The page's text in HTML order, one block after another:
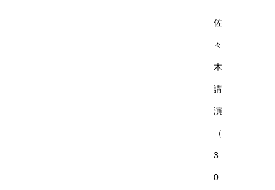
佐
々
木
講
演
（
3
0